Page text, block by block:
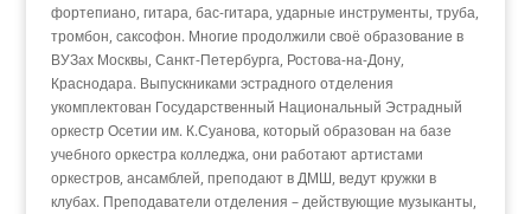
фортепиано, гитара, бас-гитара, ударные инструменты, труба,
тромбон, саксофон. Многие продолжили своё образование в
ВУЗах Москвы, Санкт-Петербурга, Ростова-на-Дону,
Краснодара. Выпускниками эстрадного отделения
укомплектован Государственный Национальный Эстрадный
оркестр Осетии им. К.Суанова, который образован на базе
учебного оркестра колледжа, они работают артистами
оркестров, ансамблей, преподают в ДМШ, ведут кружки в
клубах. Преподаватели отделения – действующие музыканты,